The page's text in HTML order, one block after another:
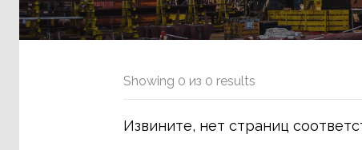
Showing 0 из 0 results
Извините, нет страниц